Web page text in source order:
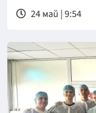
24 май | 9:54